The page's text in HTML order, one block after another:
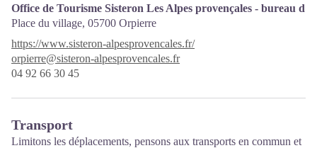
Office de Tourisme Sisteron Les Alpes provençales - bureau
Place du village, 05700 Orpierre
https://www.sisteron-alpesprovencales.fr/
orpierre@sisteron-alpesprovencales.fr
04 92 66 30 45
Transport
Limitons les déplacements, pensons aux transports en commun et